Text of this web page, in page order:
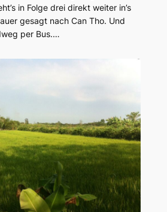
in Folge drei direkt weiter in’s
gesagt nach Can Tho. Und
per Bus.…